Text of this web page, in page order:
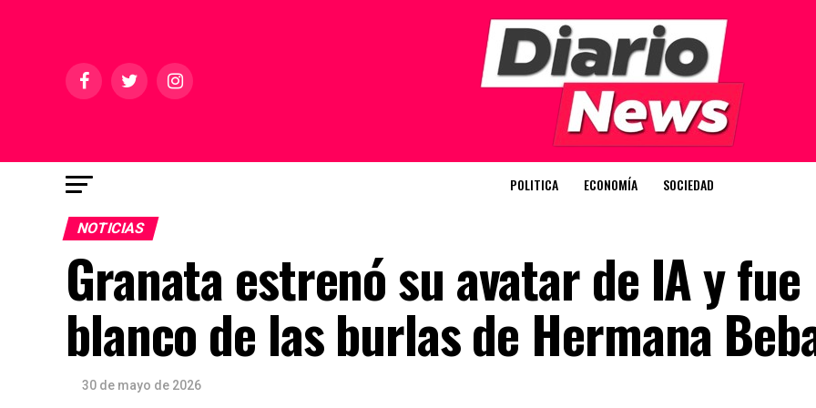
POLITICA ECONOMÍA SOCIEDAD
NOTICIAS
Granata estrenó su avatar de IA y fue
blanco de las burlas de Hermana
30 de mayo de 2026